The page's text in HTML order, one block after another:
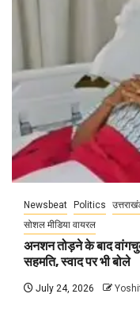
Newsbeat Politics
सोशल मीडिया वायरल
अनशन तोड़ने के बाद
सहमति, स्वाद पर भी बोले
July 24, 2026